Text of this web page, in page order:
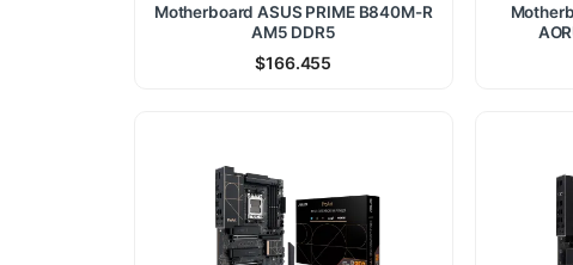
Motherboard ASUS PRIME B840M-R
AM5 DDR5
$166.455